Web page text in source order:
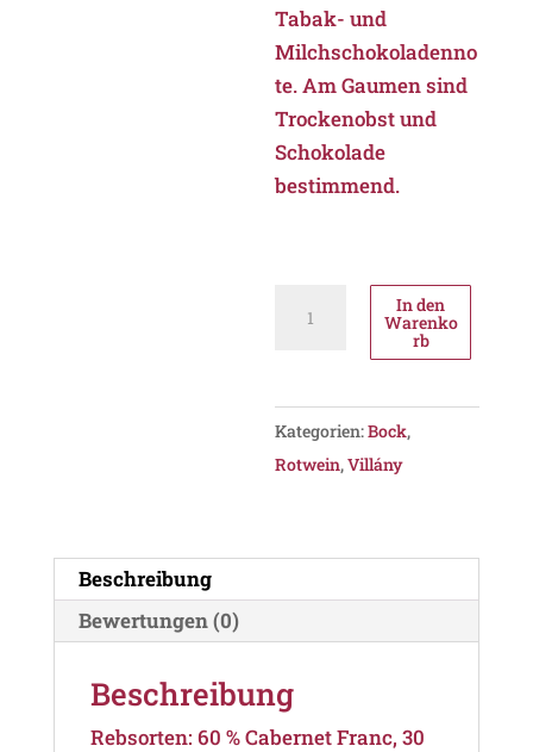
Tabak- und
Milchschokoladenno
te. Am Gaumen sind
Trockenobst und
Schokolade
bestimmend.
Capella
2009,
PDO
Villány
In den
Warenko
rb
Kategorien:Bock,
Rotwein,Villány
Beschreibung
Bewertungen (0)
Beschreibung
Rebsorten: 60 % Cabernet Franc, 30